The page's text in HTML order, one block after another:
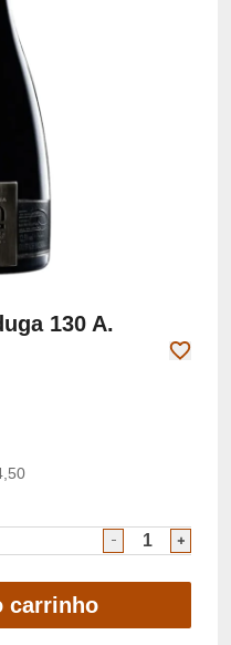
130 A.
carrinho